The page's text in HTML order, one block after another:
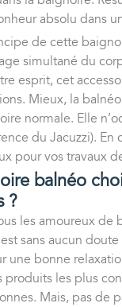
absolu dans
de cette
simultané du
esprit, cet
Mieux, la
normale. Elle
du Jacuzzi). En
pour vos travaux
balnéo
?
les amoureux de
sans aucun doute
une bonne
les plus
Mais, pas de